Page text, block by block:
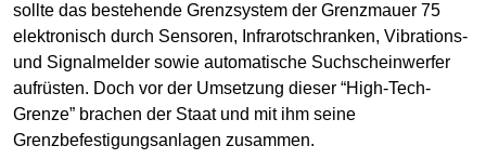
sollte das bestehende Grenzsystem der Grenzmauer 75
elektronisch durch Sensoren, Infrarotschranken, Vibrations-
und Signalmelder sowie automatische Suchscheinwerfer
aufrüsten. Doch vor der Umsetzung dieser “High-Tech-
Grenze” brachen der Staat und mit ihm seine
Grenzbefestigungsanlagen zusammen.